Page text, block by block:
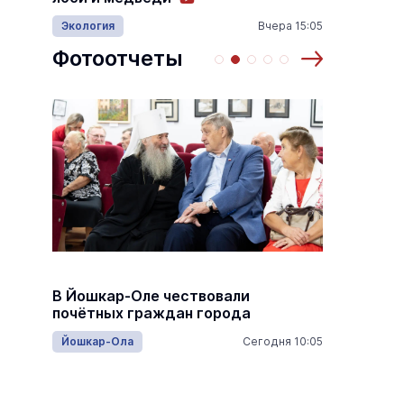
9 августа
Выставка «… И птичка вылетает II»
Музеи 9 августа
Экология Вчера 15:05
Фотоотчеты
В Йошкар-Оле чествовали
почётных граждан города
Йошкар-Ола Сегодня 10:05